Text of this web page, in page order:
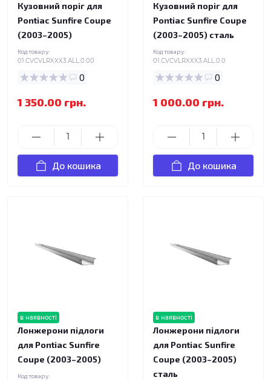
Кузовний поріг для
Pontiac Sunfire Coupe
(2003–2005)
Код товару:
01.CVCVLRXXX3.ALL.0.00
0
1 350.00 грн.
До кошика
Кузовний поріг для
Pontiac Sunfire Coupe
(2003–2005) сталь
Код товару:
01.CVCVLRXXX3.ALL.0.0
0
1 000.00 грн.
До кошика
в наявності
Лонжерони підлоги
для Pontiac Sunfire
Coupe (2003–2005)
Код товару:
в наявності
Лонжерони підлоги
для Pontiac Sunfire
Coupe (2003–2005)
сталь